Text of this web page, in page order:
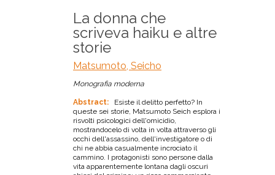
La donna che
scriveva haiku e altre
storie
Matsumoto, Seicho
Monografia moderna
Abstract:
Esiste il delitto perfetto? In
queste sei storie, Matsumoto Seich esplora i
risvolti psicologici dell'omicidio,
mostrandocelo di volta in volta attraverso gli
occhi dell'assassino, dell'investigatore o di
chi ne abbia casualmente incrociato il
cammino. I protagonisti sono persone dalla
vita apparentemente lontana dagli oscuri